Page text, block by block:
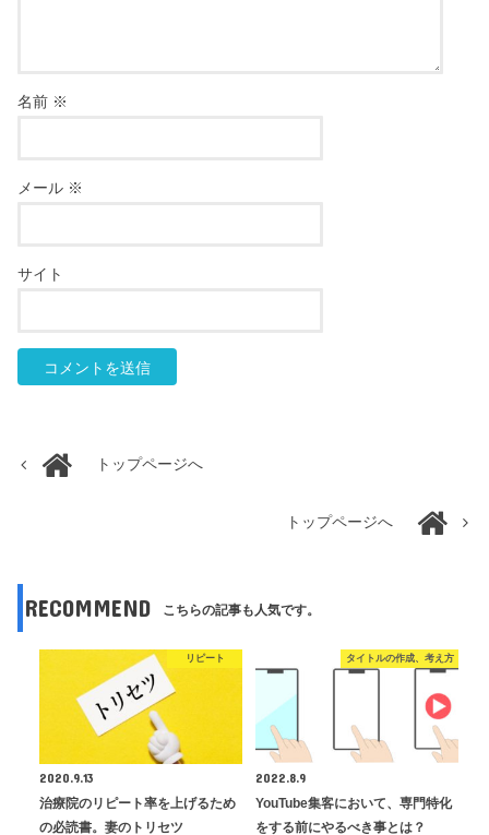
名前 ※
メール ※
サイト
トップページへ
トップページへ
RECOMMEND こちらの記事も人気です。
リピート
2020.9.13
治療院のリピート率を上げるため
の必読書。妻のトリセツ
タイトルの作成、考え方
2022.8.9
YouTube集客において、専門特化
をする前にやるべき事とは？